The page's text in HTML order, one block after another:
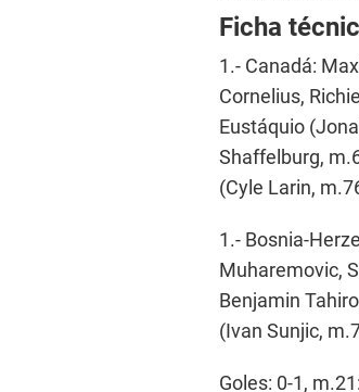
Ficha
1.- Canadá:
Cornelius,
Eustáquio
Shaffelburg,
(Cyle Larin,
1.- Bosnia-
Muharemovic,
Benjamin
(Ivan Sunjic,
Goles: 0-1,